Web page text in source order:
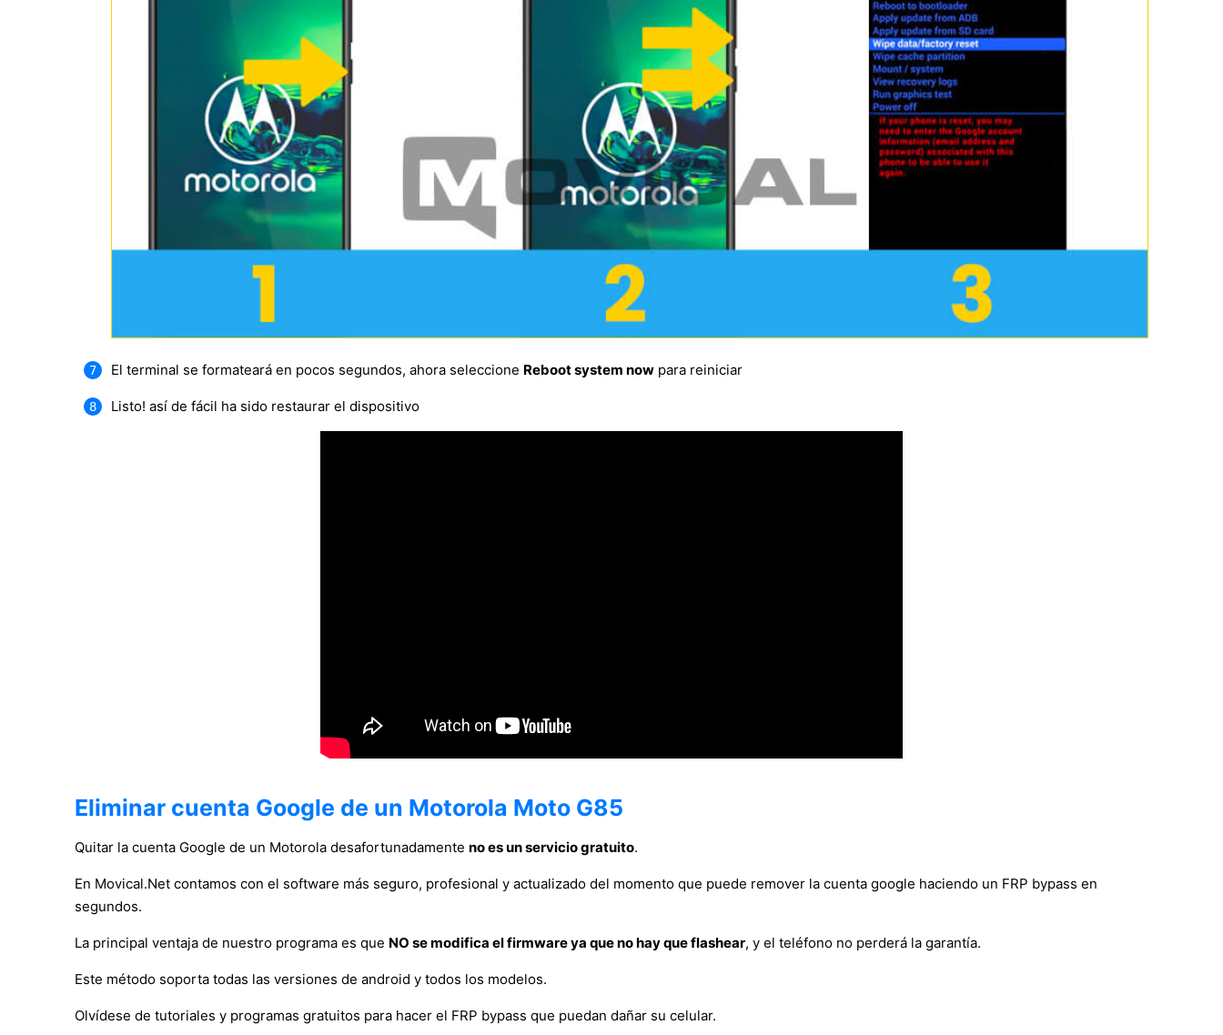
El terminal se formateará en pocos segundos, ahora seleccione Reboot system now para reiniciar
Listo! así de fácil ha sido restaurar el dispositivo
Eliminar cuenta Google de un Motorola Moto G85
Quitar la cuenta Google de un Motorola desafortunadamente no es un servicio gratuito.
En Movical.Net contamos con el software más seguro, profesional y actualizado del momento que puede remover la cuenta google haciendo un FRP bypass en
segundos.
La principal ventaja de nuestro programa es que NO se modifica el firmware ya que no hay que flashear, y el teléfono no perderá la garantía.
Este método soporta todas las versiones de android y todos los modelos.
Olvídese de tutoriales y programas gratuitos para hacer el FRP bypass que puedan dañar su celular.